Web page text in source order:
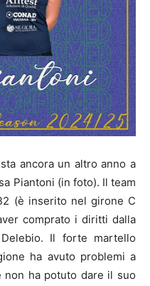
ancora un altro anno a
Piantoni (in foto). Il team
(è inserito nel girone C
comprato i diritti dalla
Il forte martello
ha avuto problemi a
ha potuto dare il suo